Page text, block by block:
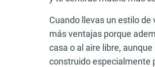
Cuando llevas un estilo
más ventajas porque
casa o al aire libre,
construido especialmente